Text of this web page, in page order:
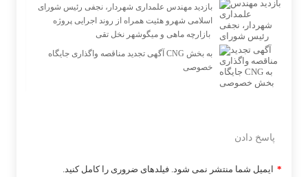
بازدید مهندس علمداری شهردار، نجفی رئیس شورای
اسلامی شهرو هئیت همراه از روند اجرایی پروژه
آگهی تجدید مناقصه واگذاری جایگاه CNG به بخش
خصوصی
پاسخ دادن
ایمیل شما منتشر نمی شود. فیلدهای ضروری را کامل کنید. *